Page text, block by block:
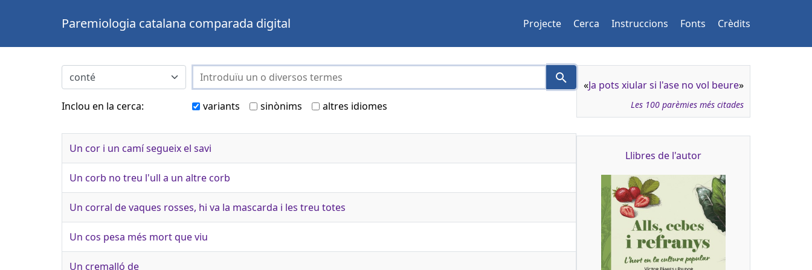
Paremiologia catalana comparada digital Projecte Cerca Instruccions Fonts Crèdits
Inclou en la cerca: variants sinònims altres idiomes
Un cor i un camí segueix el savi
Un corb no treu l'ull a un altre corb
Un corral de vaques rosses, hi va la mascarda i les treu totes
Un cos pesa més mort que viu
Un cremalló de
«Ja pots xiular si l'ase no vol beure»
Les 100 parèmies més citades
Llibres de l'autor